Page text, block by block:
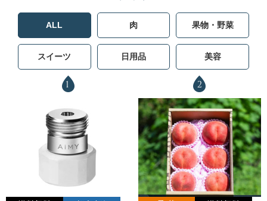
ALL 肉 果物・野菜
スイーツ 日用品 美容
1 2